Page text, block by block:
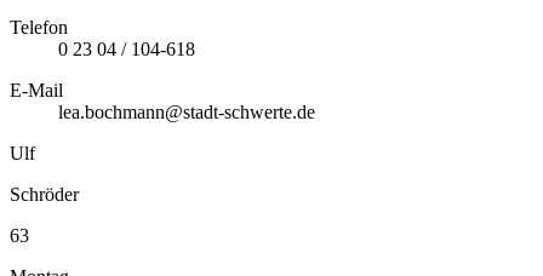
Telefon
0 23 04 / 104-618
E-Mail
lea.bochmann@stadt-schwerte.de
Ulf
Schröder
63